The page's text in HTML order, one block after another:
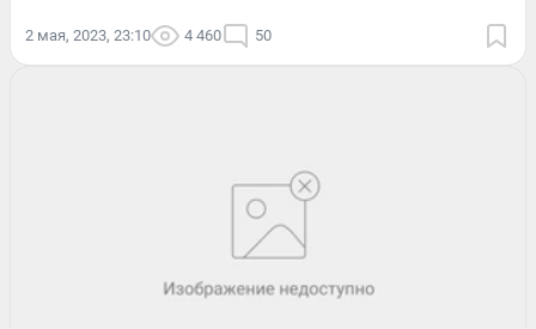
2 мая, 2023, 23:10 4 460 50